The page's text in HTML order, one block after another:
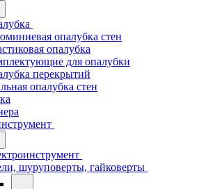
опалубка стен
опалубка
для опалубки
перекрытий
опалубка стен
шуруповерты, гайковерты